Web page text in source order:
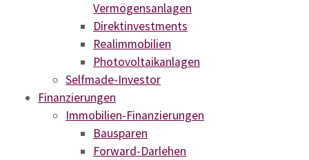
Vermögensanlagen
Direktinvestments
Realimmobilien
Photovoltaikanlagen
Selfmade-Investor
Finanzierungen
Immobilien-Finanzierungen
Bausparen
Forward-Darlehen